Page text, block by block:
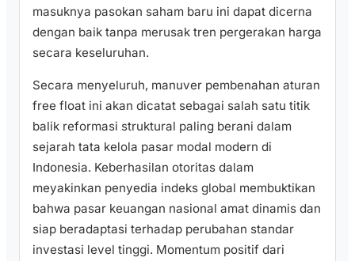
masuknya pasokan saham baru ini dapat dicerna
dengan baik tanpa merusak tren pergerakan harga
secara keseluruhan.
Secara menyeluruh, manuver pembenahan aturan
free float ini akan dicatat sebagai salah satu titik
balik reformasi struktural paling berani dalam
sejarah tata kelola pasar modal modern di
Indonesia. Keberhasilan otoritas dalam
meyakinkan penyedia indeks global membuktikan
bahwa pasar keuangan nasional amat dinamis dan
siap beradaptasi terhadap perubahan standar
investasi level tinggi. Momentum positif dari